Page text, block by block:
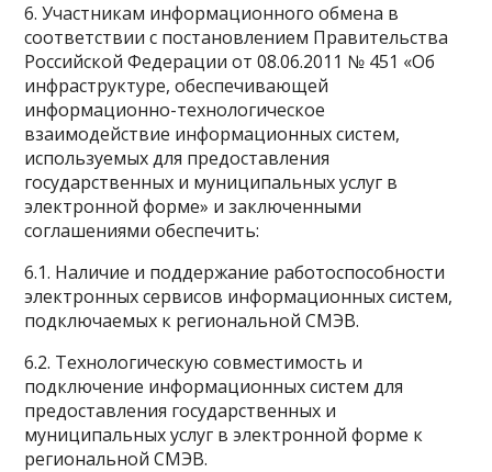
6. Участникам информационного обмена в
соответствии с постановлением Правительства
Российской Федерации от 08.06.2011 № 451 «Об
инфраструктуре, обеспечивающей
информационно-технологическое
взаимодействие информационных систем,
используемых для предоставления
государственных и муниципальных услуг в
электронной форме» и заключенными
соглашениями обеспечить:
6.1. Наличие и поддержание работоспособности
электронных сервисов информационных систем,
подключаемых к региональной СМЭВ.
6.2. Технологическую совместимость и
подключение информационных систем для
предоставления государственных и
муниципальных услуг в электронной форме к
региональной СМЭВ.